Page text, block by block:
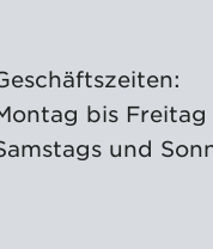
bis Freitag
und